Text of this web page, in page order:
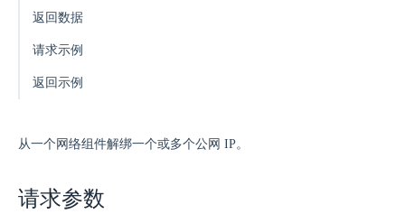
返回数据
请求示例
返回示例
从一个网络组件解绑一个或多个公网 IP。
请求参数